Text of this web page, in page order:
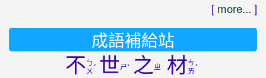
[ more... ]
成語補給站
不 ㄅ
ㄨˊ 世ㄕˋ 之ㄓ 材ㄘ
ㄞˊ